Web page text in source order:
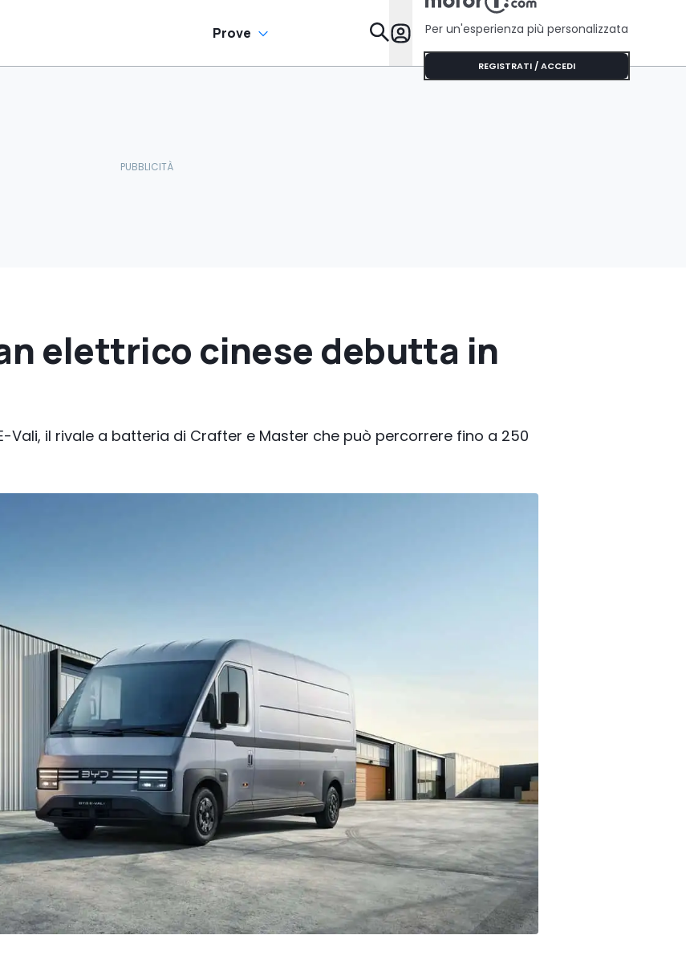
Prove Da Sapere
Per un'esperienza più personalizzata
REGISTRATI / ACCEDI
elettrico cinese debutta in
Vali, il rivale a batteria di Crafter e Master che può percorrere fino a 250